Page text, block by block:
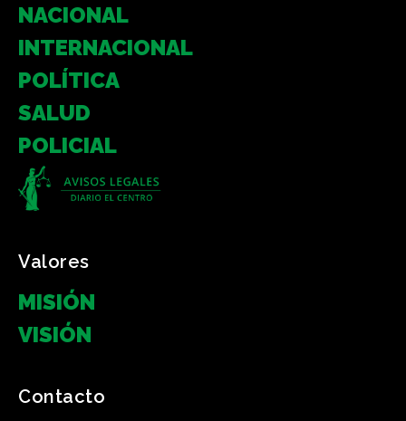
NACIONAL
INTERNACIONAL
POLÍTICA
SALUD
POLICIAL
Valores
MISIÓN
VISIÓN
Contacto